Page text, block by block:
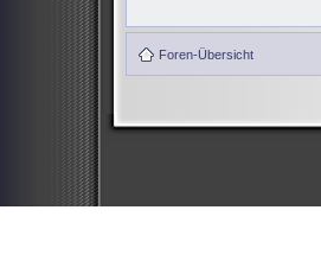
Foren-Übersicht